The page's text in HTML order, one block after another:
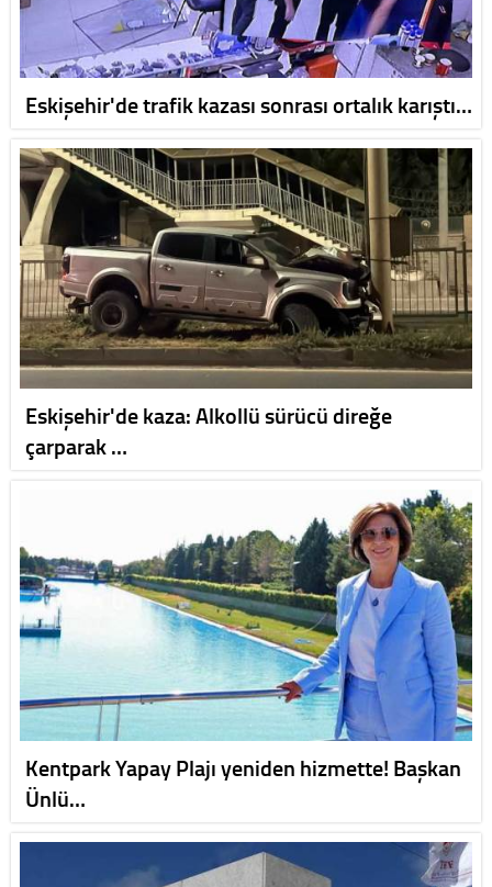
Eskişehir'de trafik kazası sonrası ortalık karıştı…
Eskişehir'de kaza: Alkollü sürücü direğe
çarparak …
Kentpark Yapay Plajı yeniden hizmette! Başkan
Ünlü…